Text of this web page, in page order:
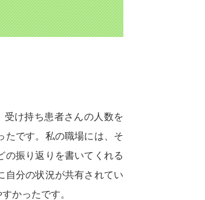
け持ち患者さんの人数を
たです。私の職場には、そ
の振り返りを書いてくれる
自分の状況が共有されてい
かったです。